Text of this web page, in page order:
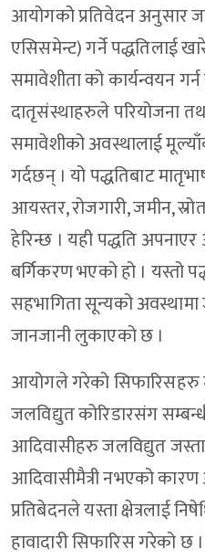
आयोगको प्रतिवेदन अनुसार
एसिसमेन्ट) गर्ने पद्धतिलाई
समावेशीता को कार्यन्वयन गर्न
दातृसंस्थाहरुले परियोजना
समावेशीको अवस्थालाई
गर्दछन् । यो पद्धतिबाट
आयस्तर, रोजगारी, जमीन,
हेरिन्छ । यही पद्धति
बर्गिकरण भएको हो । यस्तो
सहभागिता सून्यको
जानजानी लुकाएको छ ।
आयोगले गरेको सिफारिसहरु
जलविद्युत कोरिडारसंग
आदिवासीहरु जलविद्युत
आदिवासीमैत्री नभएको
प्रतिबेदनले यस्ता क्षेत्रलाई
हावादारी सिफारिस गरेको छ ।